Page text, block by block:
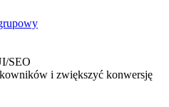
SEO
i zwiększyć konwersję